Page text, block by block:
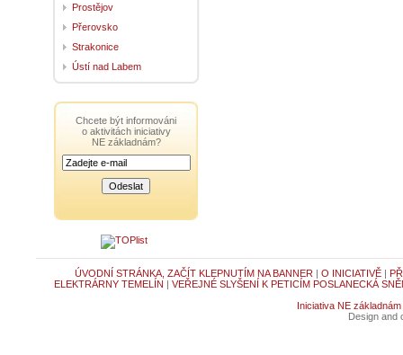
Prostějov
Přerovsko
Strakonice
Ústí nad Labem
Chcete být informováni
o aktivitách iniciativy
NE základnám?
ÚVODNÍ STRÁNKA, ZAČÍT KLEPNUTÍM NA BANNER | O INICIATIVĚ|
ELEKTRÁRNY TEMELÍN | VEŘEJNÉ SLYŠENÍ K PETICÍM POSLANECKÁ
Iniciativa NE základnám
Design and